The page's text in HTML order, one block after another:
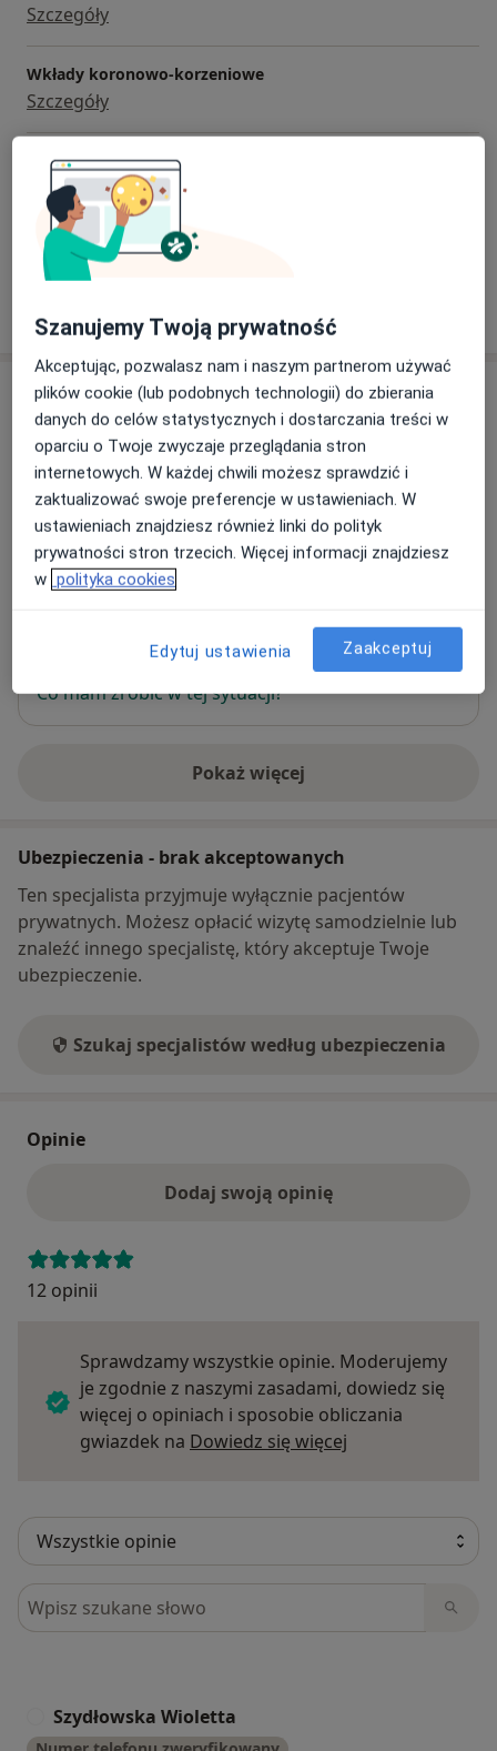
Szczegóły
Wkłady koronowo-korzeniowe
Szczegóły
Usuwanie kamienia nazębnego
Szczegóły
+ 16 usług
W jaki sposób ustalane są ceny?
Adres
Gabinet Stomatologiczny Bożena
Krupczyńska
Ul.Modrzejewskiej 1,33-300 Nowy Sącz
Powiększ mapę
W tym gabinecie nie można umawiać wizyt przez
Co mam zrobić w tej sytuacji?
Pokaż więcej
o adresie
Ubezpieczenia - brak akceptowanych
Ten specjalista przyjmuje wyłącznie pacjentów
prywatnych. Możesz opłacić wizytę samodzielnie lub
znaleźć innego specjalistę, który akceptuje Twoje
ubezpieczenie.
Szukaj specjalistów według ubezpieczenia
Opinie
Dodaj swoją opinię
12 opinii
Sprawdzamy wszystkie opinie. Moderujemy
je zgodnie z naszymi zasadami, dowiedz się
więcej o opiniach i sposobie obliczania
gwiazdek na Dowiedz się więcej
Szukaj w opiniach
Szydłowska Wioletta
Szanujemy Twoją prywatność
Akceptując, pozwalasz nam i naszym partnerom używać
plików cookie (lub podobnych technologii) do zbierania
danych do celów statystycznych i dostarczania treści w
oparciu o Twoje zwyczaje przeglądania stron
internetowych. W każdej chwili możesz sprawdzić i
zaktualizować swoje preferencje w ustawieniach. W
ustawieniach znajdziesz również linki do polityk
prywatności stron trzecich. Więcej informacji znajdziesz
w polityka cookies
Edytuj ustawienia Zaakceptuj